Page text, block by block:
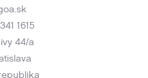
1615
44/a